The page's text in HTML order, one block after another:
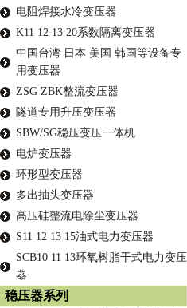
电阻焊接水冷变压器
K11 12 13 20系数隔离变压器
中国台湾 日本 美国 韩国等设备专
用变压器
ZSG ZBK整流变压器
隧道专用升压变压器
SBW/SG稳压变压一体机
电炉变压器
环形型变压器
多出抽头变压器
高压硅整流电除尘变压器
S11 12 13 15油式电力变压器
SCB10 11 13环氧树脂干式电力变压
器
稳压器系列